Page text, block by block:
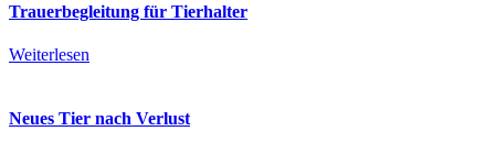
Trauerbegleitung für Tierhalter
Weiterlesen
Neues Tier nach Verlust